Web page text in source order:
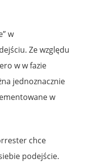
w
Ze względu
w w fazie
jednoznacznie
w
chce
podejście.